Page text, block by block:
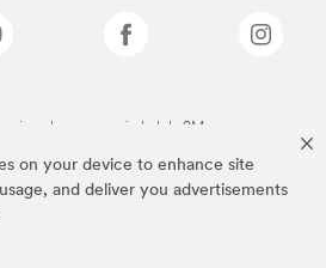
on your device to enhance site
and deliver you advertisements
son propiedad de 3M